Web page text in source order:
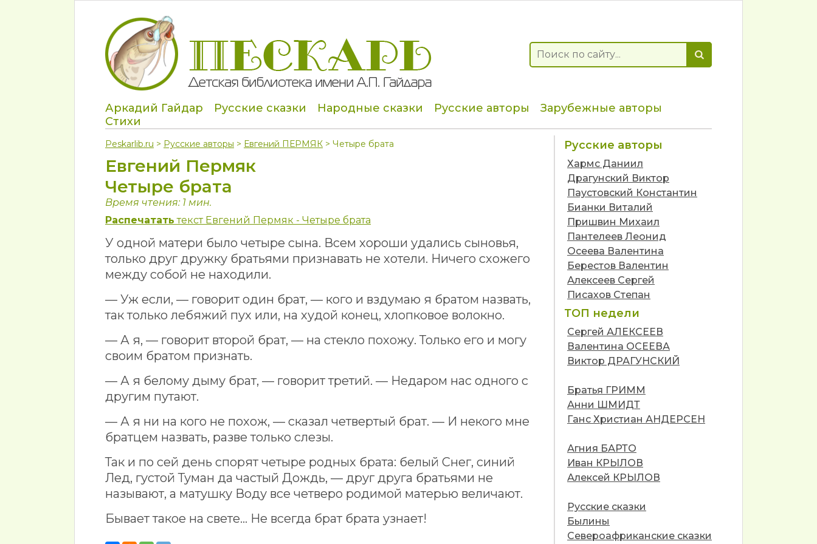
Аркадий Гайдар Русские сказки Народные сказки Русские авторы
Зарубежные авторы
Стихи
Peskarlib.ru > Русские авторы > Евгений ПЕРМЯК > Четыре брата
Евгений Пермяк
Четыре брата
Время чтения: 1 мин.
Распечатать текст Евгений Пермяк - Четыре брата
У одной матери было четыре сына. Всем хороши удались сыновья,
только друг дружку братьями признавать не хотели. Ничего схожего
между собой не находили.
— Уж если, — говорит один брат, — кого и вздумаю я братом назвать,
так только лебяжий пух или, на худой конец, хлопковое волокно.
— А я, — говорит второй брат, — на стекло похожу. Только его и могу
своим братом признать.
— А я белому дыму брат, — говорит третий. — Недаром нас одного с
другим путают.
— А я ни на кого не похож, — сказал четвертый брат. — И некого мне
братцем назвать, разве только слезы.
Так и по сей день спорят четыре родных брата: белый Снег, синий
Лед, густой Туман да частый Дождь, — друг друга братьями не
называют, а матушку Воду все четверо родимой матерью величают.
Бывает такое на свете… Не всегда брат брата узнает!
Русские авторы
Хармс Даниил
Драгунский Виктор
Паустовский Константин
Бианки Виталий
Пришвин Михаил
Пантелеев Леонид
Осеева Валентина
Берестов Валентин
Алексеев Сергей
Писахов Степан
ТОП недели
Сергей АЛЕКСЕЕВ
Валентина ОСЕЕВА
Виктор ДРАГУНСКИЙ
Братья ГРИММ
Анни ШМИДТ
Ганс Христиан АНДЕРСЕН
Агния БАРТО
Иван КРЫЛОВ
Алексей КРЫЛОВ
Русские сказки
Былины
Североафриканские сказки